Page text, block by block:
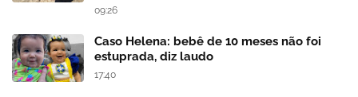
09:26
Caso Helena: bebê de 10 meses não foi
estuprada, diz laudo
17:40